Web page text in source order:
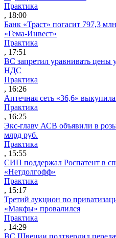
Практика
, 18:00
Банк «Траст» погасит 797,3
«Гема-Инвест»
Практика
, 17:51
ВС запретил уравнивать цены
НДС
Практика
, 16:26
Аптечная сеть «36,6»
Практика
, 16:25
Экс-главу АСВ объявили в
млрд руб.
Практика
, 15:55
СИП поддержал Роспатент в
«Нетдолгофф»
Практика
, 15:17
Третий аукцион по
«Макфы» провалился
Практика
, 14:29
ВС Швеции подтвердил